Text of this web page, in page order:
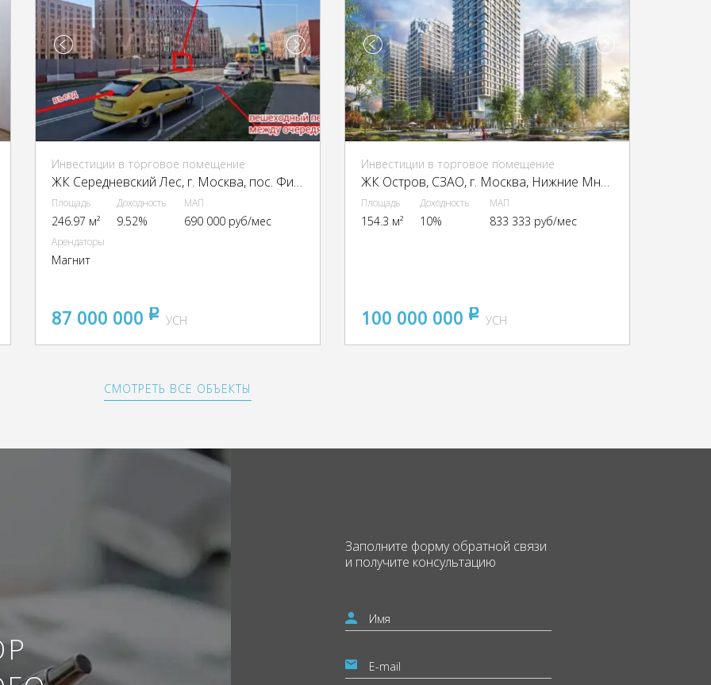
Инвестиции в торговое помещение
ЖК Середневский Лес, г. Москва, пос. Филимонковское, ЖК Середневский Лес, к4.2
Площадь
246.97 м²
Доходность
9.52%
МАП
690 000 руб/мес
Арендаторы
Магнит
87 000 000 pуб
УСН
Инвестиции в торговое помещение
ЖК Остров, CЗАО, г. Москва, Нижние Мнёвники ул., 9
Площадь
154.3 м²
Доходность
10%
МАП
833 333 руб/мес
100 000 000 pуб
УСН
СМОТРЕТЬ ВСЕ ОБЪЕКТЫ
Заполните формуобратной связи
и получите консультацию